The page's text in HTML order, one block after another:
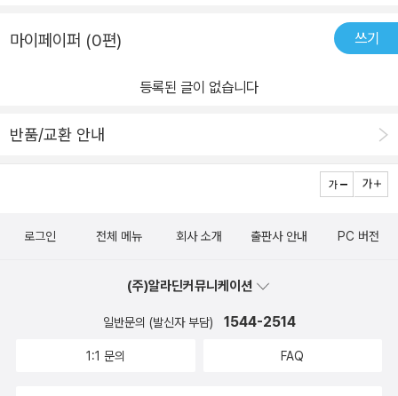
마이페이퍼 (0편) 쓰기
등록된 글이 없습니다
반품/교환 안내
로그인 전체 메뉴 회사 소개 출판사 안내 PC 버전
(주)알라딘커뮤니케이션
일반문의 (발신자 부담) 1544-2514
1:1 문의 FAQ